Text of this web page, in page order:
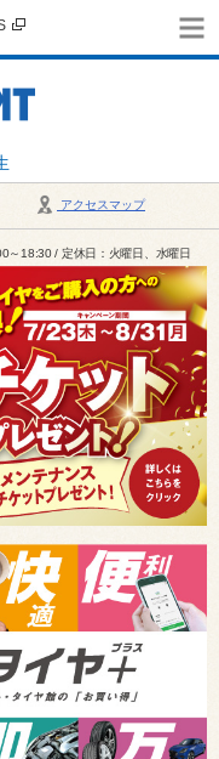
アクセスマップ
～18:30 / 定休日：火曜日、水曜日